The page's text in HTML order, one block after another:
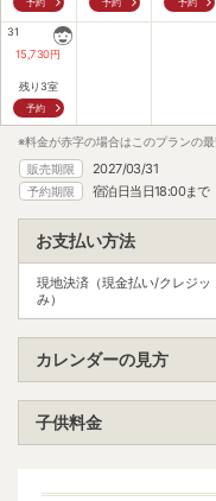
31
15,730円
残り3室
予約
※料金が赤字の場合はこのプランの最
販売期限
2027/03/31
予約期限 宿泊日当日18:00まで
お支払い方法
現地決済（現金払い/クレジ
み）
カレンダーの見方
子供料金